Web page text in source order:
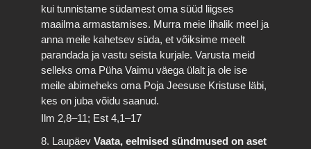
kui tunnistame südamest oma süüd liigses
maailma armastamises. Murra meie lihalik meel ja
anna meile kahetsev süda, et võiksime meelt
parandada ja vastu seista kurjale. Varusta meid
selleks oma Püha Vaimu väega ülalt ja ole ise
meile abimeheks oma Poja Jeesuse Kristuse läbi,
kes on juba võidu saanud.
Ilm 2,8–11; Est 4,1–17
8. LaupäevVaata, eelmised sündmused on aset